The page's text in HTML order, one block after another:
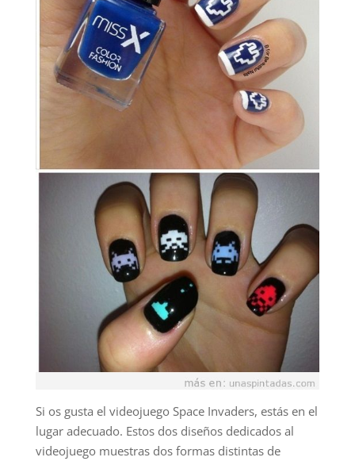
Si os gusta el videojuego Space Invaders, estás en el
lugar adecuado. Estos dos diseños dedicados al
videojuego muestras dos formas distintas de